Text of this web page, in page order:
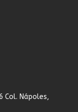
Col. Nápoles,